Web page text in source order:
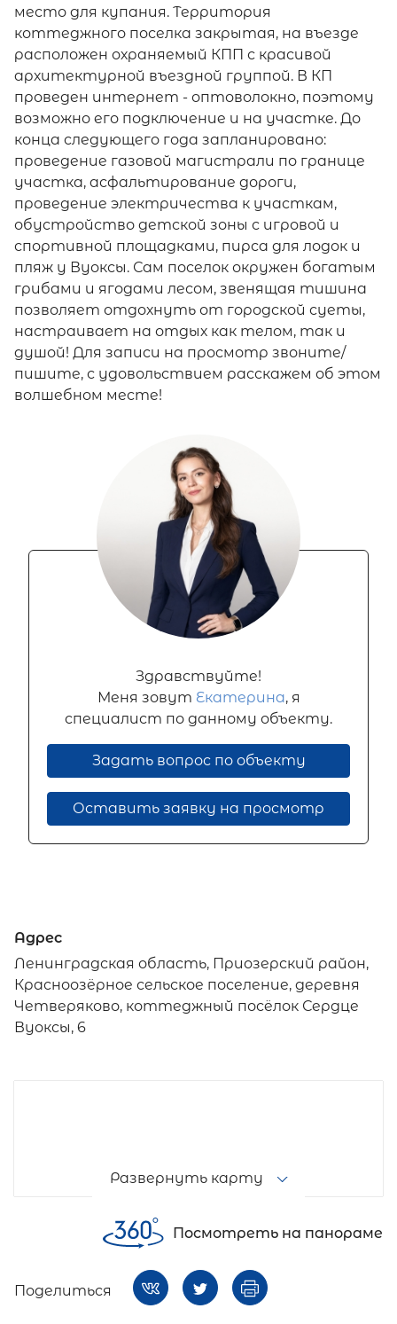
место для купания. Территория
коттеджного поселка закрытая, на въезде
расположен охраняемый КПП с красивой
архитектурной въездной группой. В КП
проведен интернет - оптоволокно, поэтому
возможно его подключение и на участке. До
конца следующего года запланировано:
проведение газовой магистрали по границе
участка, асфальтирование дороги,
проведение электричества к участкам,
обустройство детской зоны с игровой и
спортивной площадками, пирса для лодок и
пляж у Вуоксы. Сам поселок окружен богатым
грибами и ягодами лесом, звенящая тишина
позволяет отдохнуть от городской суеты,
настраивает на отдых как телом, так и
душой! Для записи на просмотр звоните/
пишите, с удовольствием расскажем об этом
волшебном месте!
Здравствуйте!
Меня зовут Екатерина, я
специалист по данному объекту.
Задать вопрос по объекту
Оставить заявку на просмотр
Адрес
Ленинградская область, Приозерский район,
Красноозёрное сельское поселение, деревня
Четверяково, коттеджный посёлок Сердце
Вуоксы, 6
Развернуть карту
Посмотреть на панораме
Поделиться